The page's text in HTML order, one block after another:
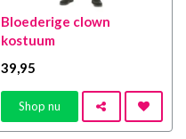
Bloederige clown
kostuum
39 ,95
Shop nu